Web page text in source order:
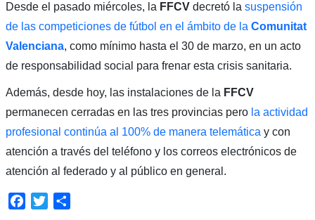
Desde el pasado miércoles, la FFCVdecretó la suspensión
de las competiciones de fútbol en el ámbito de la Comunitat
Valenciana, como mínimo hasta el 30 de marzo, en un acto
de responsabilidad social para frenar esta crisis sanitaria.
Además, desde hoy, las instalaciones de la FFCV
permanecen cerradas en las tres provincias pero la actividad
profesional continúa al 100% de manera telemática y con
atención a través del teléfono y los correos electrónicos de
atención al federado y al público en general.
Facebook
Twitter